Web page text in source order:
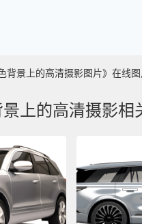
背景上的高清摄影图片》在线
上的高清摄影相